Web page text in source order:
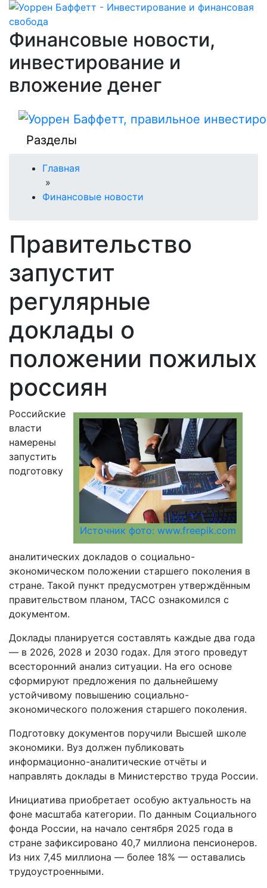
Финансовые новости,
инвестирование и
вложение денег
Разделы
Главная
»
Финансовые новости
Правительство
запустит
регулярные
доклады о
положении пожилых
россиян
Источник фото: www.freepik.com
Российские
власти
намерены
запустить
подготовку
аналитических докладов о социально-
экономическом положении старшего поколения в
стране. Такой пункт предусмотрен утверждённым
правительством планом, ТАСС ознакомился с
документом.
Доклады планируется составлять каждые два года
— в 2026, 2028 и 2030 годах. Для этого проведут
всесторонний анализ ситуации. На его основе
сформируют предложения по дальнейшему
устойчивому повышению социально-
экономического положения старшего поколения.
Подготовку документов поручили Высшей школе
экономики. Вуз должен публиковать
информационно-аналитические отчёты и
направлять доклады в Министерство труда России.
Инициатива приобретает особую актуальность на
фоне масштаба категории. По данным Социального
фонда России, на начало сентября 2025 года в
стране зафиксировано 40,7 миллиона пенсионеров.
Из них 7,45 миллиона — более 18% — оставались
трудоустроенными.